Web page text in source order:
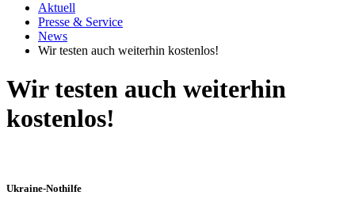
Aktuell
Presse & Service
News
Wir testen auch weiterhin kostenlos!
Wir testen auch weiterhin
kostenlos!
Ukraine-Nothilfe